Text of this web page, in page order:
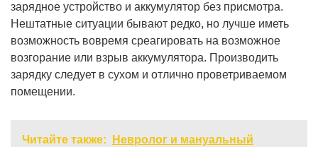
зарядное устройство и аккумулятор без присмотра.
Нештатные ситуации бывают редко, но лучше иметь
возможность вовремя среагировать на возможное
возгорание или взрыв аккумулятора. Производить
зарядку следует в сухом и отлично проветриваемом
помещении.
Читайте также:
Невролог и мануальный